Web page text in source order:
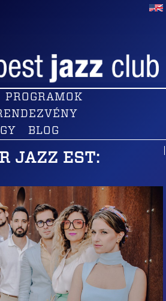
PROGRAMOK
BLOG
JAZZ EST: